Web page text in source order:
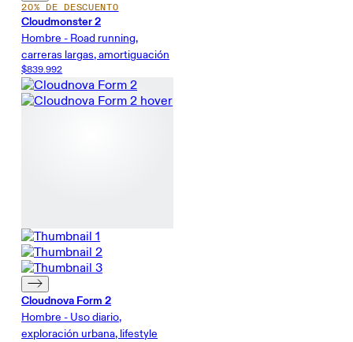
20% DE DESCUENTO
Cloudmonster 2
Hombre - Road running,
carreras largas, amortiguación
$839.992
Cloudnova Form 2
Hombre - Uso diario,
exploración urbana, lifestyle